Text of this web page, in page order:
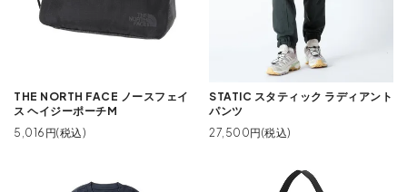
THE NORTH FACE ノースフェイ
ス ヘイジーポーチM
5,016円(税込)
STATIC スタティック ラディアント
パンツ
27,500円(税込)